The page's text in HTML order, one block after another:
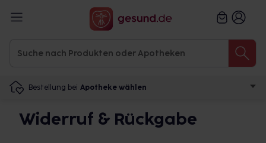
Bestellung bei Apotheke wählen
Widerruf & Rückgabe